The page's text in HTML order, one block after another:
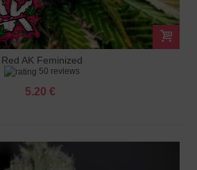
Red AK Feminized
50 reviews
5.20 €